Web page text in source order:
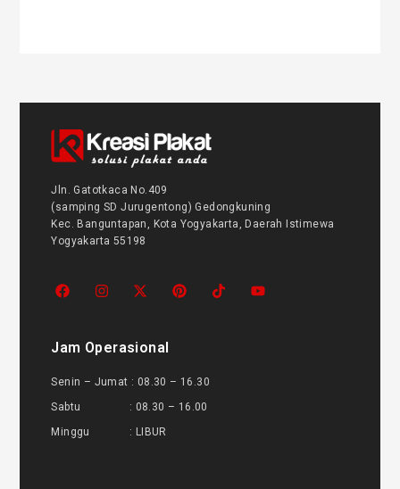
Jln. Gatotkaca No.409
(samping SD Jurugentong) Gedongkuning
Kec. Banguntapan, Kota Yogyakarta, Daerah Istimewa
Yogyakarta 55198
Jam Operasional
Senin – Jumat : 08.30 – 16.30
Sabtu : 08.30 – 16.00
Minggu : LIBUR